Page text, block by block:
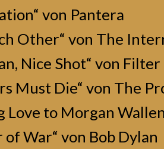
von Pantera
Other“ von The
Nice Shot“ von Filter
Must Die“ von The
Love to Morgan
of War“ von Bob Dylan